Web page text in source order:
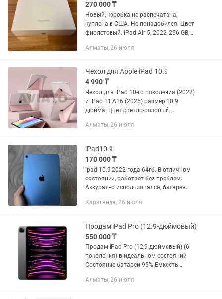
270 000 ₸
Новый, коробка не распечатана,
куплена в США. Не понадобился. Цвет
фиолетовый. iPad Air 5, 2022, 256 GB,
Алматы, 26 июля
Чехол для Apple iPad 10.9
4 990 ₸
Чехол для iPad 10-го поколения (2022)
и iPad 11 A16 (2025) размер 10.9
дюйма. Цвет светло-розовый.
панель, есть отделение/держатель для
Алматы, 26 июля
iPad10.9
170 000 ₸
ipad 10.9 2022 года 64гб. В отличном
состоянии, работает без проблем.
Аккуратно использовался, батарея
wi-fi - Без царапин, потертостей и
Караганда, 26 июля
Продам iPad Pro (12.9-дюймовый)
550 000 ₸
Продам iPad Pro (12,9-дюймовый) (6
поколения) в идеальном состоянии
Состояние батареи 95% Емкость
стоимость 2022 год Мощный
Алматы, 26 июля